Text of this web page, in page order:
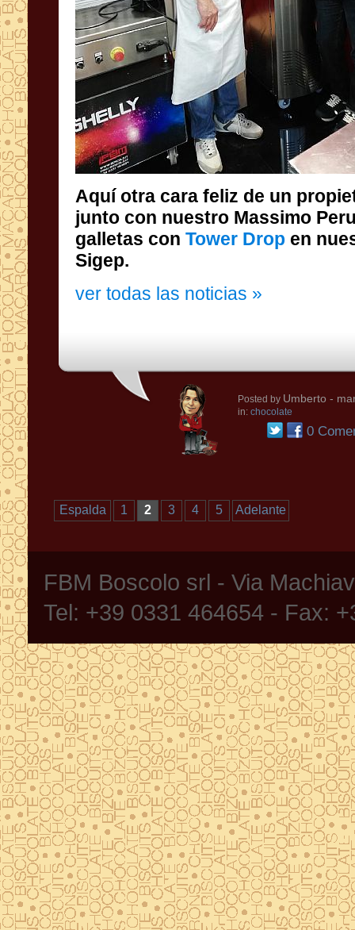
Aquí otra cara feliz de un
junto con nuestro Massimo
galletas con Tower Drop en
Sigep.
ver todas las noticias »
Posted by Umberto -
in: chocolate
0
Espalda 1 2 3 4 5 Adelante
FBM Boscolo srl - Via
Tel: +39 0331 464654 - Fax: